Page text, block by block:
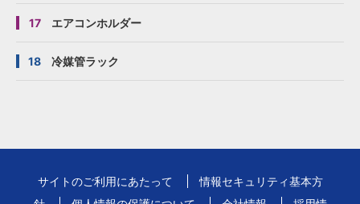
17 エアコンホルダー
18 冷媒管ラック
サイトのご利用にあたって
情報セキュリティ基本方